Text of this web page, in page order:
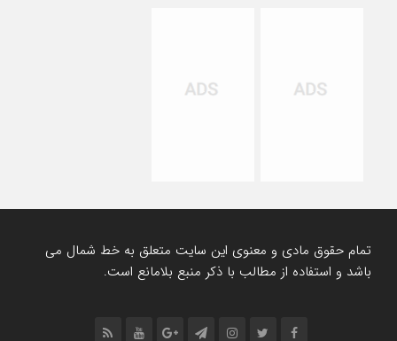
تمام حقوق مادی و معنوی این سایت متعلق به خط شمال می
باشد و استفاده از مطالب با ذکر منبع بلامانع است.